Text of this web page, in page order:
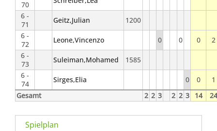
70
6 -
71
Geitz,Julian
1200
6 -
72
Leone,Vincenzo 0 0 0
2
6 -
73
Suleiman,Mohamed
1585
6 -
74
Sirges,Elia 0 0
1
Gesamt
2 2 3 2 2 3 14 24
Spielplan